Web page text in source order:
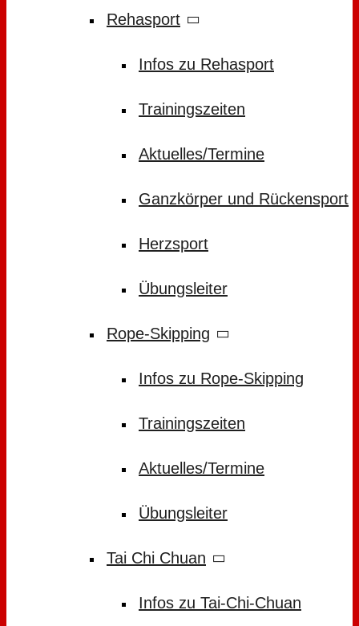
Rehasport
Infos zu Rehasport
Trainingszeiten
Aktuelles/Termine
Ganzkörper und Rückensport
Herzsport
Übungsleiter
Rope-Skipping
Infos zu Rope-Skipping
Trainingszeiten
Aktuelles/Termine
Übungsleiter
Tai Chi Chuan
Infos zu Tai-Chi-Chuan